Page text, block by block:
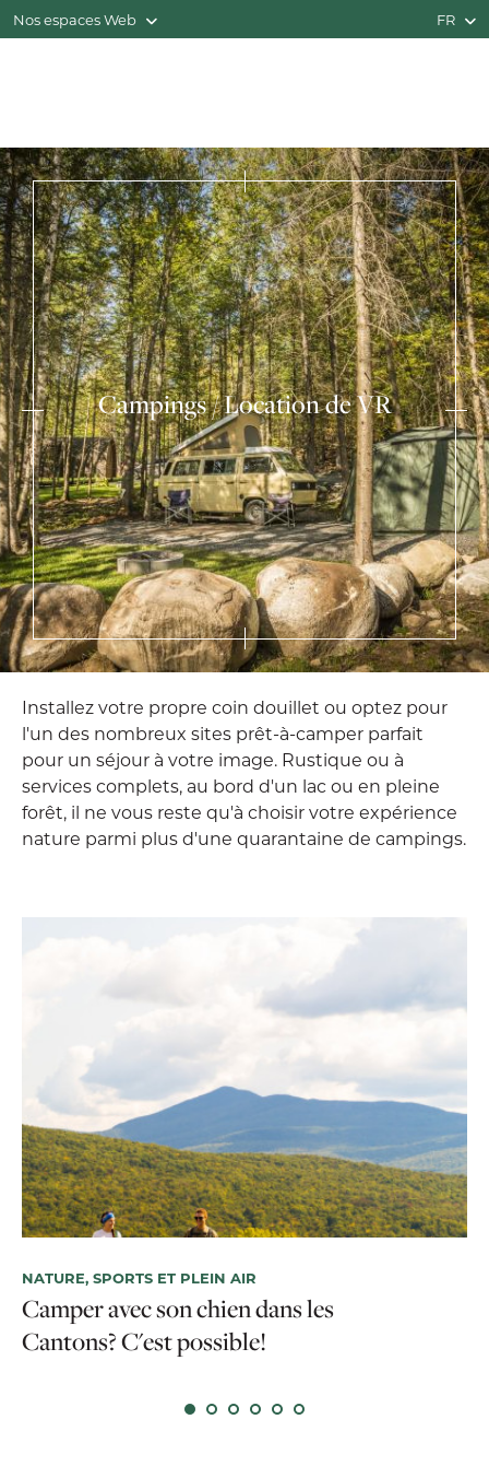
Nos espaces Web FR
Campings / Location de VR
Installez votre propre coin douillet ou optez pour
l'un des nombreux sites prêt-à-camper parfait
pour un séjour à votre image. Rustique ou à
services complets, au bord d'un lac ou en pleine
forêt, il ne vous reste qu'à choisir votre expérience
nature parmi plus d'une quarantaine de campings.
NATURE, SPORTS ET PLEIN AIR
Camper avec son chien dans les
Cantons? C'est possible!